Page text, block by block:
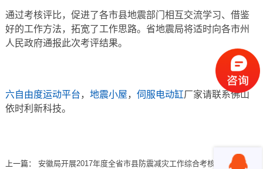
通过考核评比，促进了各市县地震部门相互交流学习、借鉴
好的工作方法，拓宽了工作思路。省地震局将适时向各市州
人民政府通报此次考评结果。
六自由度运动平台， 地震小屋， 伺服电动缸厂家请联系佛山
依时利新科技。
上一篇： 安徽局开展2017年度全省市县防震减灾工作综合考核